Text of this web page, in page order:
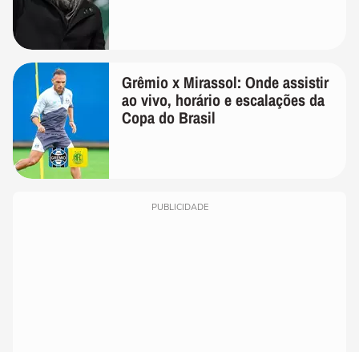
Grêmio x Mirassol: Onde assistir
ao vivo, horário e escalações da
Copa do Brasil
PUBLICIDADE